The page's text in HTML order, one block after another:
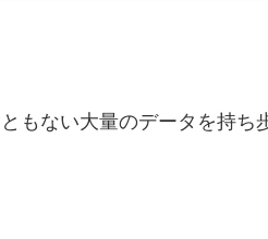
もない大量のデータを持ち